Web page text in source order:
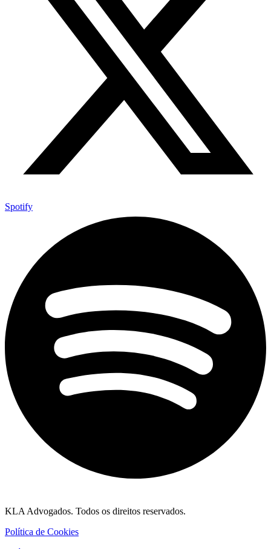
Spotify
KLA Advogados. Todos os direitos reservados.
Política de Cookies